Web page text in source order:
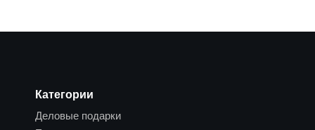
Категории
Деловые подарки